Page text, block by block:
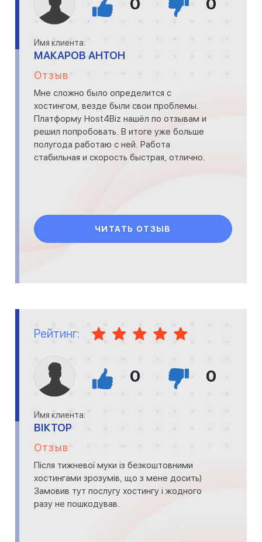
Имя клиента:
МАКАРОВ АНТОН
Отзыв
Мне сложно было определится с
хостингом, везде были свои проблемы.
Платформу Host4Biz нашёл по отзывам и
решил попробовать. В итоге уже больше
полугода работаю с ней. Работа
стабильная и скорость быстрая, отлично.
ЧИТАТЬ ОТЗЫВ
Рейтинг:
0 0
Имя клиента:
ВІКТОР
Отзыв
Після тижневої муки із безкоштовними
хостингами зрозумів, що з мене досить)
Замовив тут послугу хостингу і жодного
разу не пошкодував.